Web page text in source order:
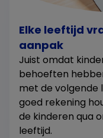
Elke leeftijd
aanpak
Juist omdat
behoeften
met de volgende
goed rekening
de kinderen qua
leeftijd.